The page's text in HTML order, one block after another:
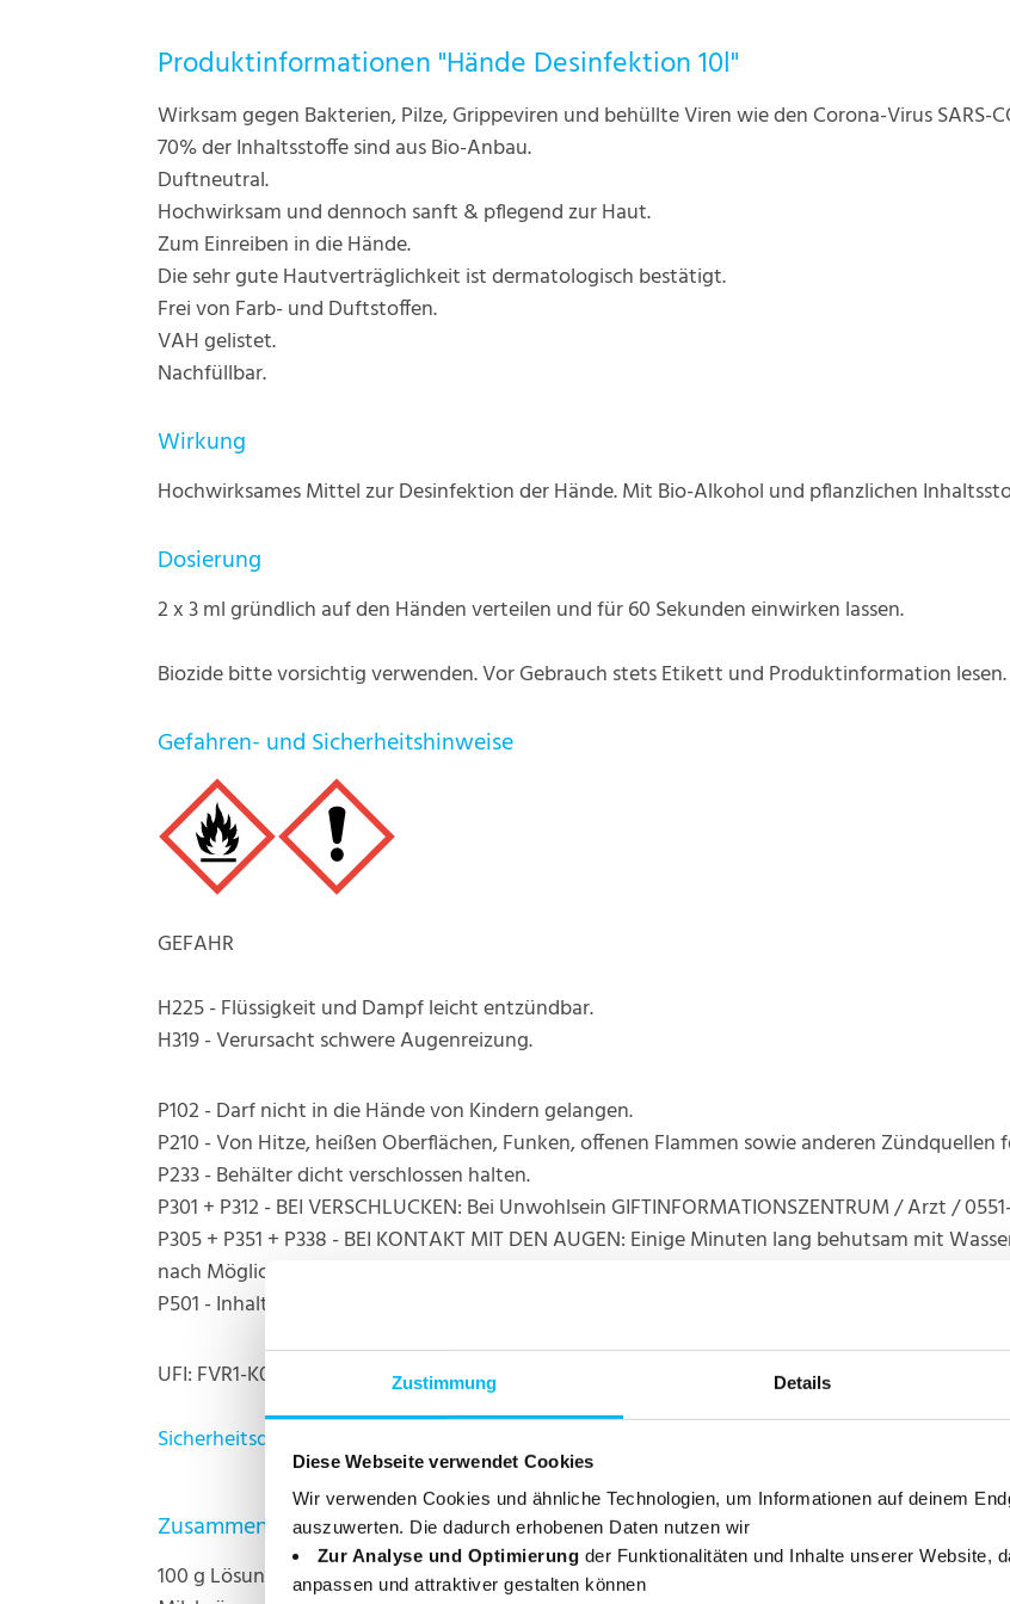
Zustimmung Details
Diese Webseite verwendet Cookies
Wir verwenden Cookies und ähnliche Technologien, um Informationen auf deinem
auszuwerten. Die dadurch erhobenen Daten nutzen wir
Zur Analyse und Optimierung der Funktionalitäten und Inhalte unserer Website,
anpassen und attraktiver gestalten können
Produktinformationen "Hände Desinfektion 10l"
Wirksam gegen Bakterien, Pilze, Grippeviren und behüllte Viren wie den Corona-Virus SARS-
70% der Inhaltsstoffe sind aus Bio-Anbau.
Duftneutral.
Hochwirksam und dennoch sanft & pflegend zur Haut.
Zum Einreiben in die Hände.
Die sehr gute Hautverträglichkeit ist dermatologisch bestätigt.
Frei von Farb- und Duftstoffen.
VAH gelistet.
Nachfüllbar.
Wirkung
Hochwirksames Mittel zur Desinfektion der Hände. Mit Bio-Alkohol und pflanzlichen
Dosierung
2 x 3 ml gründlich auf den Händen verteilen und für 60 Sekunden einwirken lassen.
Biozide bitte vorsichtig verwenden. Vor Gebrauch stets Etikett und Produktinformation
Gefahren- und Sicherheitshinweise
GEFAHR
H225 - Flüssigkeit und Dampf leicht entzündbar.
H319 - Verursacht schwere Augenreizung.
P102 - Darf nicht in die Hände von Kindern gelangen.
P210 - Von Hitze, heißen Oberflächen, Funken, offenen Flammen sowie anderen
P233 - Behälter dicht verschlossen halten.
P301 + P312 - BEI VERSCHLUCKEN: Bei Unwohlsein GIFTINFORMATIONSZENTRUM / Arzt /
P305 + P351 + P338 - BEI KONTAKT MIT DEN AUGEN: Einige Minuten lang behutsam mit
nach Möglichkeit entfernen. Weiter spülen.
P501 - Inhalt / Behälter gemäß lokalen/regionalen Vorschriften der Entsorgung zuführen.
UFI: FVR1-K0TP-X00M-HRV3
Sicherheitsdatenblatt
Zusammensetzung
100 g Lösung enthalten: Wirkstoff: 72,3 g Alkohol 96 % (Ethanol; unter anderem: Bio-